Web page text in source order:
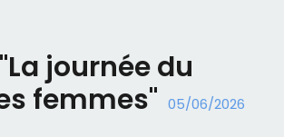
journée du
femmes" 05/06/2026